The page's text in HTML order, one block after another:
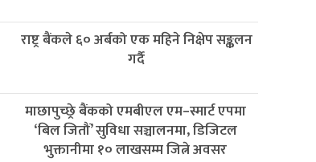
राष्ट्र बैंकले ६० अर्बको एक महिने निक्षेप सङ्कलन
गर्दै
माछापुच्छ्रे बैंकको एमबीएल एम–स्मार्ट एपमा
‘बिल जितौं’ सुविधा सञ्चालनमा, डिजिटल
भुक्तानीमा १० लाखसम्म जित्ने अवसर